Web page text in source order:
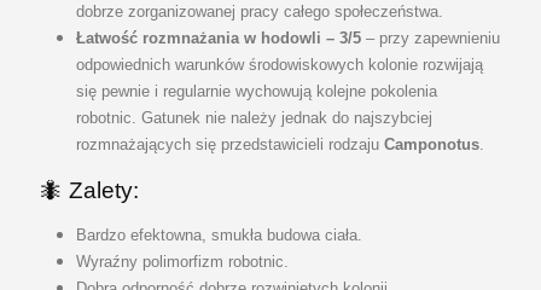
dobrze zorganizowanej pracy całego społeczeństwa.
Łatwość rozmnażania w hodowli – 3/5– przy zapewnieniu
odpowiednich warunków środowiskowych kolonie rozwijają
się pewnie i regularnie wychowują kolejne pokolenia
robotnic. Gatunek nie należy jednak do najszybciej
rozmnażających się przedstawicieli rodzaju Camponotus.
🐜 Zalety:
Bardzo efektowna, smukła budowa ciała.
Wyraźny polimorfizm robotnic.